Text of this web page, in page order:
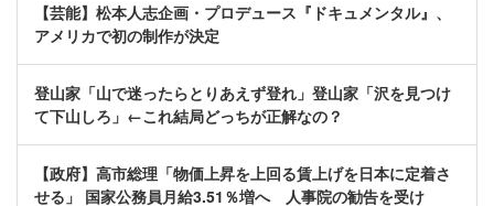
【芸能】松本人志企画・プロデュース『ドキュメンタル』、
アメリカで初の制作が決定
登山家「山で迷ったらとりあえず登れ」登山家「沢を見つけ
て下山しろ」←これ結局どっちが正解なの？
【政府】高市総理「物価上昇を上回る賃上げを日本に定着さ
せる」 国家公務員月給3.51％増へ 人事院の勧告を受け